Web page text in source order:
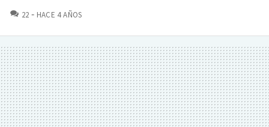
22 COMENTARIOS
HACE 4 AÑOS